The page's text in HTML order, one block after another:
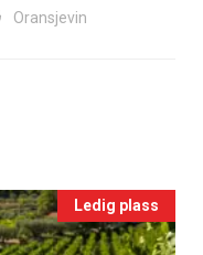
Oransjevin
Ledig plass